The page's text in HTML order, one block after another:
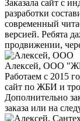
Заказала сайт с
разработки
современный
версией. Ребята
продвижении,
Алексей, ООО
Работаем с 2015
сайт по ЖБИ и
Дополнительно
заказа или на